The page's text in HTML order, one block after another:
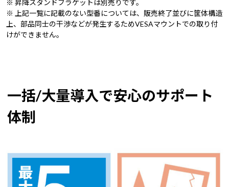
※ 昇降スタンドブラケットは別売りです。
※ 上記一覧に記載のない型番については、販売終了並びに筐体構造
上、部品同士の干渉などが発生するためVESAマウントでの取り付
けができません。
一括/大量導入で安心のサポート
体制